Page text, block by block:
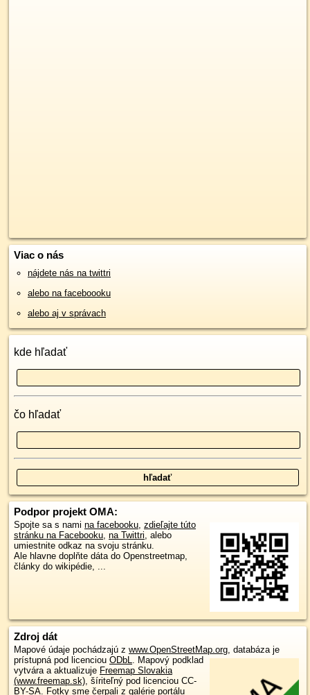
Viac o nás
nájdete nás na twittri
alebo na faceboooku
alebo aj v správach
kde hľadať
čo hľadať
Podpor projekt OMA:
Spojte sa s nami na facebooku, zdieľajte túto
stránku na Facebooku, na Twittri, alebo
umiestnite odkaz na svoju stránku.
Ale hlavne doplňte dáta do Openstreetmap,
články do wikipédie, ...
Zdroj dát
Mapové údaje pochádzajú z www.OpenStreetMap.org, databáza je
prístupná pod licenciou ODbL. Mapový podklad
vytvára a aktualizuje Freemap Slovakia
(www.freemap.sk), šíriteľný pod licenciou CC-
BY-SA. Fotky sme čerpali z galérie portálu